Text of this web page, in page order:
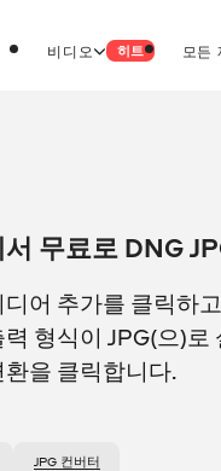
비디오 히트 모든
무료로 DNG
디어 추가를 클릭하
력 형식이 JPG(으)
환을 클릭합니다.
JPG 컨버터